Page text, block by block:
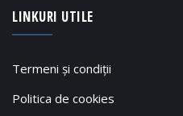
LINKURI UTILE
Termeni și condiții
Politica de cookies